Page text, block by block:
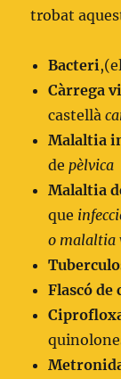
trobat
Bacteri
Càrrega
castellà
Malaltia
de pèlvica
Malaltia
que
o malaltia
Flascó de